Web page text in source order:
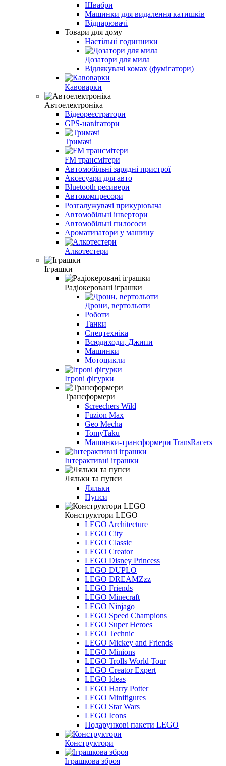
Швабри
Машинки для видалення катишків
Відпарювачі
Товари для дому
Настільні годинники
Дозатори для мила
Відлякувачі комах (фумігатори)
Кавоварки
Автоелектроніка
Відеореєстратори
GPS-навігатори
Тримачі
FM трансмітери
Автомобільні зарядні пристрої
Аксесуари для авто
Bluetooth ресивери
Автокомпресори
Розгалужувачі прикурювача
Автомобільні інвертори
Автомобільні пилососи
Ароматизатори у машину
Алкотестери
Іграшки
Радіокеровані іграшки
Дрони, вертольоти
Роботи
Танки
Спецтехніка
Всюдиходи, Джипи
Машинки
Мотоцикли
Ігрові фігурки
Трансформери
Screechers Wild
Fuzion Max
Geo Mecha
TomyTaku
Машинки-трансформери TransRacers
Інтерактивні іграшки
Ляльки та пупси
Ляльки
Пупси
Конструктори LEGO
LEGO Architecture
LEGO City
LEGO Classic
LEGO Creator
LEGO Disney Princess
LEGO DUPLO
LEGO DREAMZzz
LEGO Friends
LEGO Minecraft
LEGO Ninjago
LEGO Speed Champions
LEGO Super Heroes
LEGO Technic
LEGO Mickey and Friends
LEGO Minions
LEGO Trolls World Tour
LEGO Creator Expert
LEGO Ideas
LEGO Harry Potter
LEGO Minifigures
LEGO Star Wars
LEGO Icons
Подарункові пакети LEGO
Конструктори
Іграшкова зброя